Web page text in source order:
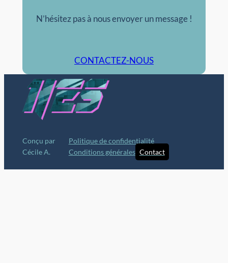
N’hésitez pas à nous envoyer un message !
CONTACTEZ-NOUS
Conçu par
Cécile A.
Politique de confidentialité
Conditions générales Contact